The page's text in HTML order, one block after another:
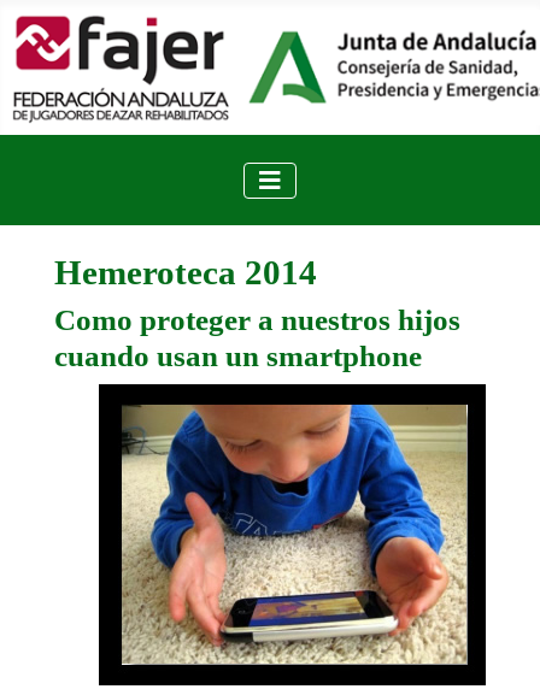
Hemeroteca 2014
Como proteger a nuestros hijos
cuando usan un smartphone